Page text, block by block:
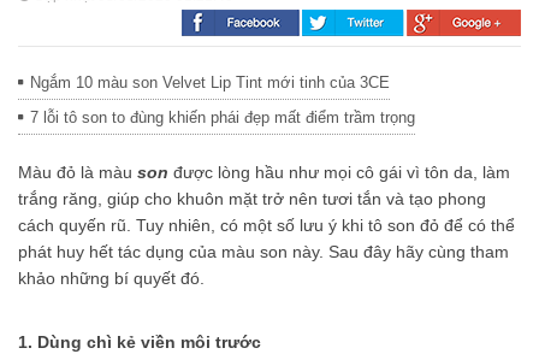
Ngắm 10 màu son Velvet Lip Tint mới tinh của 3CE
7 lỗi tô son to đùng khiến phái đẹp mất điểm trầm trọng
Màu đỏ là màu son được lòng hầu như mọi cô gái vì tôn da, làm
trắng răng, giúp cho khuôn mặt trở nên tươi tắn và tạo phong
cách quyến rũ. Tuy nhiên, có một số lưu ý khi tô son đỏ để có thể
phát huy hết tác dụng của màu son này. Sau đây hãy cùng tham
khảo những bí quyết đó.
1. Dùng chì kẻ viền môi trước